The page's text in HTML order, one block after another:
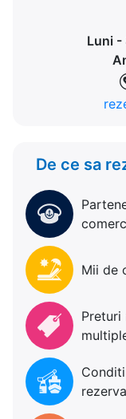
Luni
De ce sa
Mii de
Preturi